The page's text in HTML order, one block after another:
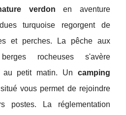
verdon en aventure
turquoise regorgent de
et perches. La pêche aux
rocheuses s'avère
au petit matin. Un camping
vous permet de rejoindre
postes. La réglementation